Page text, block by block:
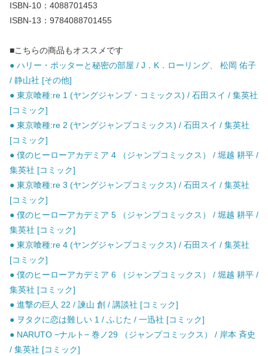
ISBN-10：4088701453
ISBN-13：9784088701455
■こちらの商品もオススメです
● ハリー・ポッターと秘密の部屋 / J．K．ローリング、 松岡 佑子
/ 静山社 [その他]
● 東京喰種:re 1 (ヤングジャンプ・コミックス) / 石田スイ / 集英社
[コミック]
● 東京喰種:re 2 (ヤングジャンプコミックス) / 石田スイ / 集英社
[コミック]
● 僕のヒーローアカデミア 4 （ジャンプコミックス） / 堀越 耕平 /
集英社 [コミック]
● 東京喰種:re 3 (ヤングジャンプコミックス) / 石田スイ / 集英社
[コミック]
● 僕のヒーローアカデミア 5 （ジャンプコミックス） / 堀越 耕平 /
集英社 [コミック]
● 東京喰種:re 4 (ヤングジャンプコミックス) / 石田スイ / 集英社
[コミック]
● 僕のヒーローアカデミア 6 （ジャンプコミックス） / 堀越 耕平 /
集英社 [コミック]
● 進撃の巨人 22 / 諫山 創 / 講談社 [コミック]
● ヲタクに恋は難しい 1 / ふじた / 一迅社 [コミック]
● NARUTO −ナルト− 巻ノ29 （ジャンプコミックス） / 岸本 斉史
/ 集英社 [コミック]